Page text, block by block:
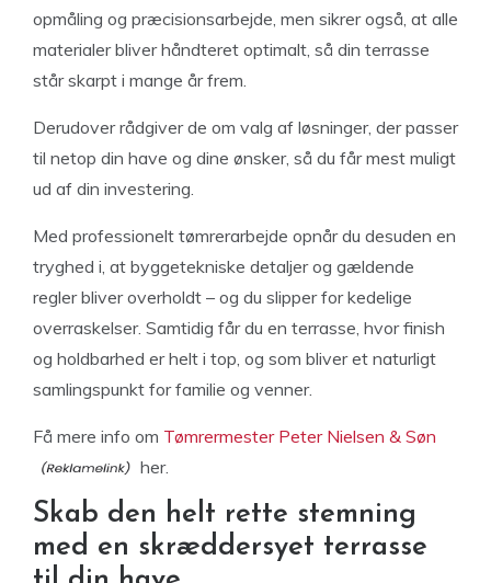
opmåling og præcisionsarbejde, men sikrer også, at alle
materialer bliver håndteret optimalt, så din terrasse
står skarpt i mange år frem.
Derudover rådgiver de om valg af løsninger, der passer
til netop din have og dine ønsker, så du får mest muligt
ud af din investering.
Med professionelt tømrerarbejde opnår du desuden en
tryghed i, at byggetekniske detaljer og gældende
regler bliver overholdt – og du slipper for kedelige
overraskelser. Samtidig får du en terrasse, hvor finish
og holdbarhed er helt i top, og som bliver et naturligt
samlingspunkt for familie og venner.
Få mere info om Tømrermester Peter Nielsen & Søn
her.
Skab den helt rette stemning
med en skræddersyet terrasse